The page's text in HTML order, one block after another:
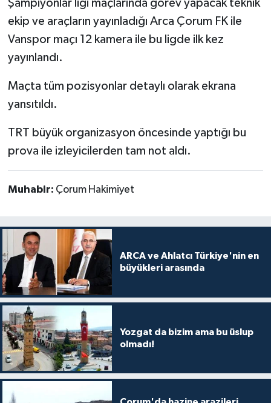
Şampiyonlar ligi maçlarında görev yapacak teknik
ekip ve araçların yayınladığı Arca Çorum FK ile
Vanspor maçı 12 kamera ile bu ligde ilk kez
yayınlandı.
Maçta tüm pozisyonlar detaylı olarak ekrana
yansıtıldı.
TRT büyük organizasyon öncesinde yaptığı bu
prova ile izleyicilerden tam not aldı.
Muhabir: Çorum Hakimiyet
ARCA ve Ahlatcı Türkiye'nin en
büyükleri arasında
Yozgat da bizim ama bu üslup
olmadı!